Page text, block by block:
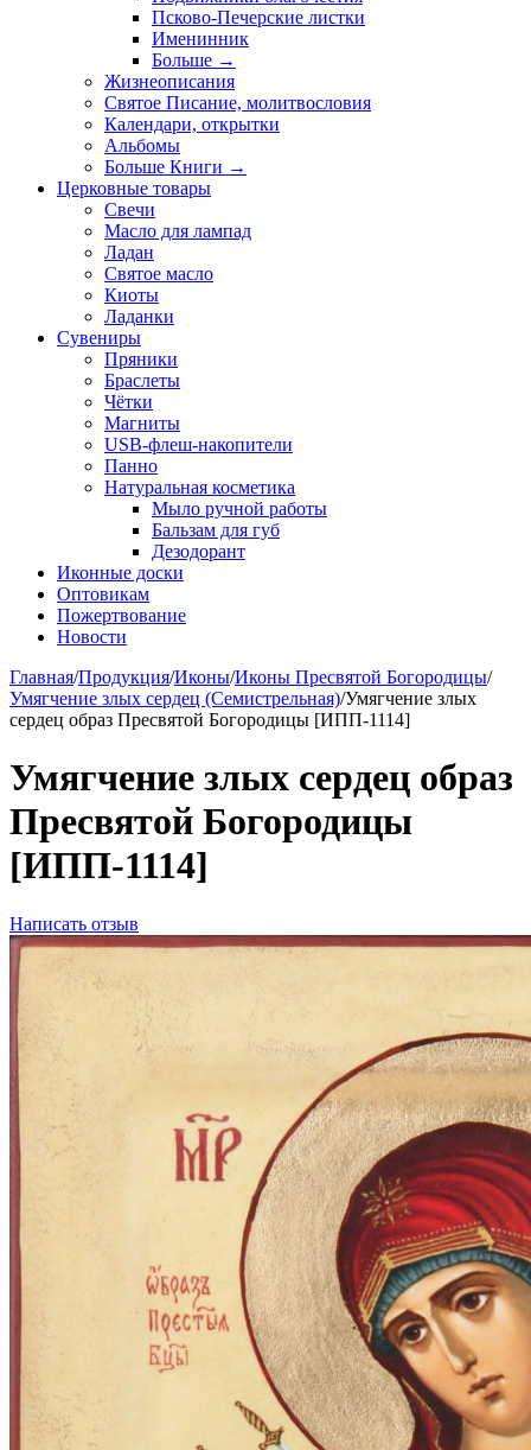
Псково-Печерские листки
Именинник
Больше →
Жизнеописания
Святое Писание, молитвословия
Календари, открытки
Альбомы
Больше Книги →
Церковные товары
Свечи
Масло для лампад
Ладан
Святое масло
Киоты
Ладанки
Сувениры
Пряники
Браслеты
Чётки
Магниты
USB-флеш-накопители
Панно
Натуральная косметика
Мыло ручной работы
Бальзам для губ
Дезодорант
Иконные доски
Оптовикам
Пожертвование
Новости
Главная/Продукция/Иконы/Иконы Пресвятой Богородицы/
Умягчение злых сердец (Семистрельная)/Умягчение злых
сердец образ Пресвятой Богородицы [ИПП-1114]
Умягчение злых сердец образ
Пресвятой Богородицы
[ИПП-1114]
Написать отзыв